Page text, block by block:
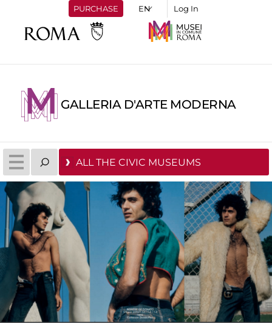
PURCHASE Log In
GALLERIA D'ARTE MODERNA
ALL THE CIVIC MUSEUMS